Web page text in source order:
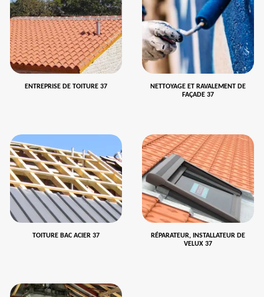
ENTREPRISE DE TOITURE 37
NETTOYAGE ET RAVALEMENT DE
FAÇADE 37
TOITURE BAC ACIER 37
RÉPARATEUR, INSTALLATEUR DE
VELUX 37